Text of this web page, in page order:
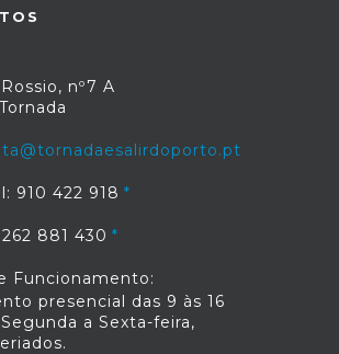
nº7 A
910 422 918
881 430
Funcionamento:
presencial das 9 às 16
a Sexta-feira,